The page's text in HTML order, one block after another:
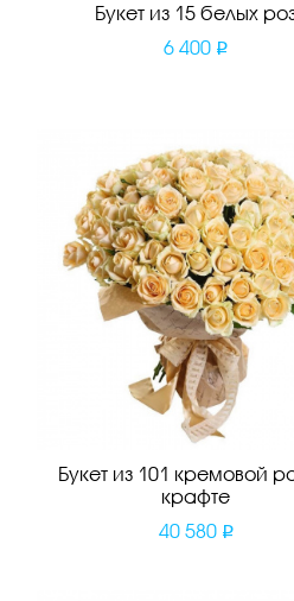
Букет из 15 белых
6 400
Букет из 101 кремовой
крафте
40 580